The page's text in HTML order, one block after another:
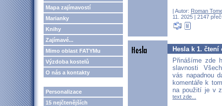
Mapa zajímavostí
Marianky
Knihy
Zajímavé...
Mimo oblast FATYMu
Výzdoba kostelů
O nás a kontakty
Personalizace
15 nejčtenějších
| Autor: Roman
11. 2025 | 2147
Hesla k 1.
Přinášíme zde
slavnosti
vás napadnou
komentáře k
na použití je v
text zde...